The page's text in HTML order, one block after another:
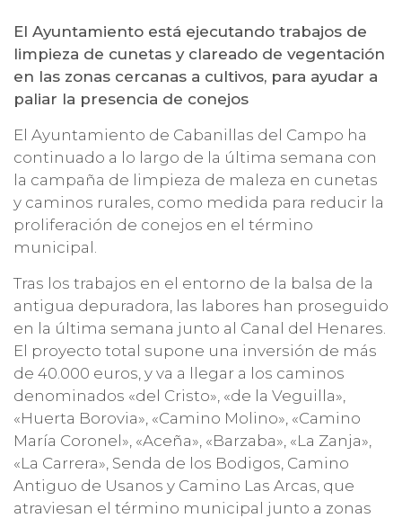
El Ayuntamiento está ejecutando trabajos de
limpieza de cunetas y clareado de vegentación
en las zonas cercanas a cultivos, para ayudar a
paliar la presencia de conejos
El Ayuntamiento de Cabanillas del Campo ha
continuado a lo largo de la última semana con
la campaña de limpieza de maleza en cunetas
y caminos rurales, como medida para reducir la
proliferación de conejos en el término
municipal.
Tras los trabajos en el entorno de la balsa de la
antigua depuradora, las labores han proseguido
en la última semana junto al Canal del Henares.
El proyecto total supone una inversión de más
de 40.000 euros, y va a llegar a los caminos
denominados «del Cristo», «de la Veguilla»,
«Huerta Borovia», «Camino Molino», «Camino
María Coronel», «Aceña», «Barzaba», «La Zanja»,
«La Carrera», Senda de los Bodigos, Camino
Antiguo de Usanos y Camino Las Arcas, que
atraviesan el término municipal junto a zonas